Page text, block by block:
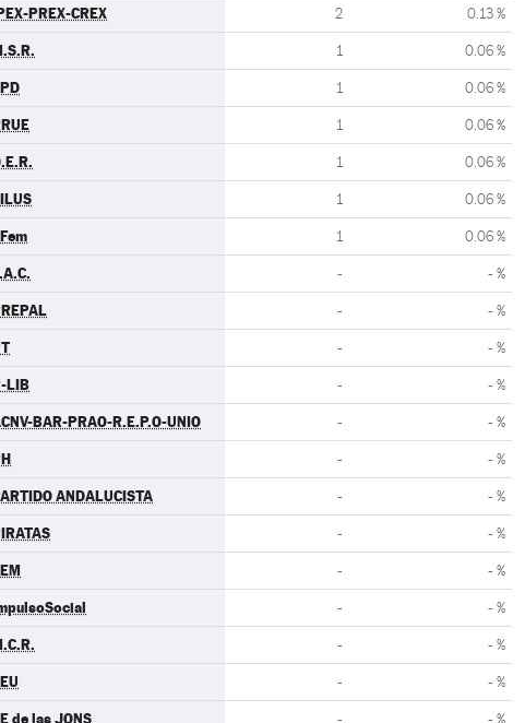
PREX-CREX 2 0.13 %
1 0.06 %
1 0.06 %
1 0.06 %
1 0.06 %
1 0.06 %
1 0.06 %
- - %
- - %
- - %
LIB - - %
BAR-PRAO-R.E.P.O-UNIO - - %
- - %
ANDALUCISTA - - %
- - %
- - %
- - %
- - %
- - %
de las JONS - - %